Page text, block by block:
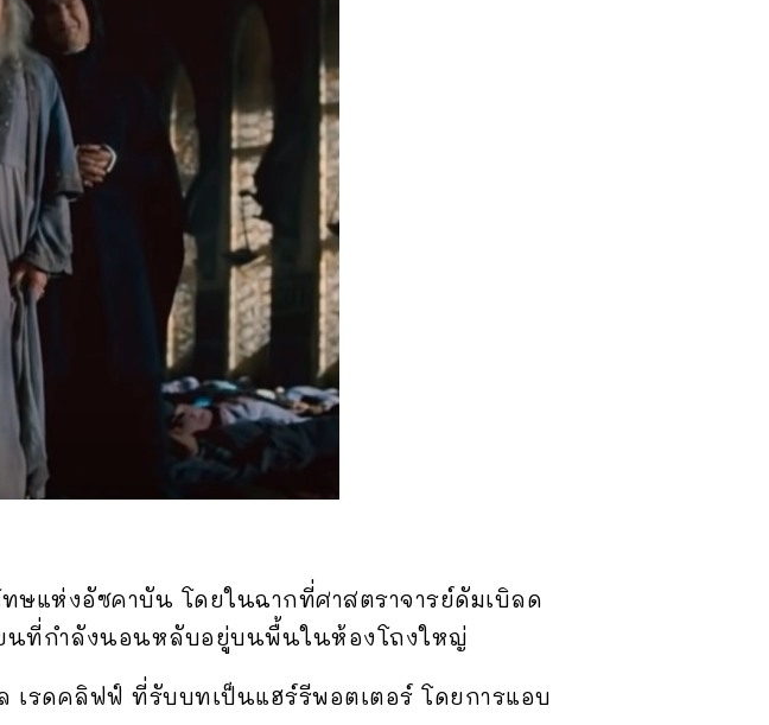
ษแห่งอัซคาบัน โดยในฉากที่ศาสตราจารย์ดัมเบิลด
ยนที่กำลังนอนหลับอยู่บนพื้นในห้องโถงใหญ่
รดคลิฟฟ์ ที่รับบทเป็นแฮร์รีพอตเตอร์ โดยการแอบ